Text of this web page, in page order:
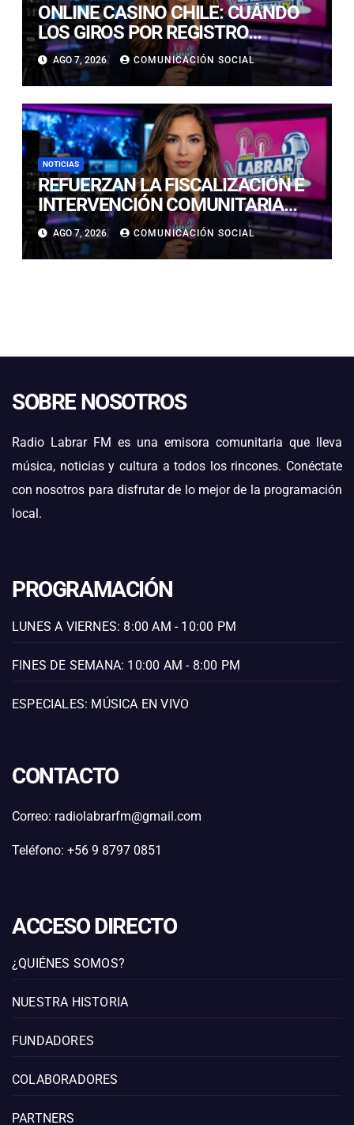
ONLINE CASINO CHILE: CUÁNDO
LOS GIROS POR REGISTRO
REALMENTE SIRVEN
AGO 7, 2026 COMUNICACIÓN SOCIAL
NOTICIAS
REFUERZAN LA FISCALIZACIÓN E
INTERVENCIÓN COMUNITARIA
CON OPERATIVO CONJUNTO EN
CALDERA
AGO 7, 2026 COMUNICACIÓN SOCIAL
SOBRE NOSOTROS
Radio Labrar FM es una emisora comunitaria que lleva
música, noticias y cultura a todos los rincones. Conéctate
con nosotros para disfrutar de lo mejor de la programación
local.
PROGRAMACIÓN
LUNES A VIERNES: 8:00 AM - 10:00 PM
FINES DE SEMANA: 10:00 AM - 8:00 PM
ESPECIALES: MÚSICA EN VIVO
CONTACTO
Correo: radiolabrarfm@gmail.com
Teléfono: +56 9 8797 0851
ACCESO DIRECTO
¿QUIÉNES SOMOS?
NUESTRA HISTORIA
FUNDADORES
COLABORADORES
PARTNERS